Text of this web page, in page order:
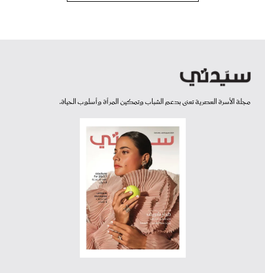
مجلة الأسرة العصرية تعنى بدعم الشباب وتمكين المرأة وأسلوب الحياة.